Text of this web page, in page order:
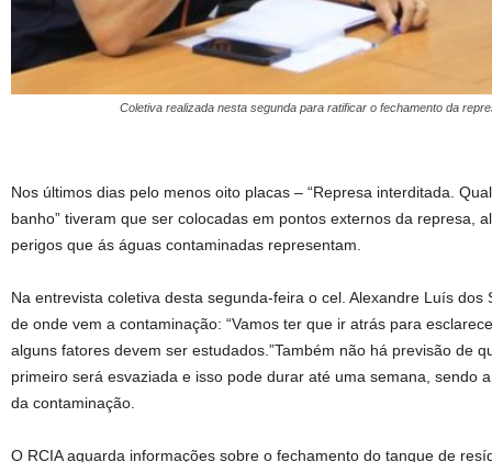
Coletiva realizada nesta segunda para ratificar o fechamento da
Nos últimos dias pelo menos oito placas – “Represa interditada.
banho” tiveram que ser colocadas em pontos externos da represa,
perigos que ás águas contaminadas representam.
Na entrevista coletiva desta segunda-feira o cel. Alexandre Luís dos
de onde vem a contaminação: “Vamos ter que ir atrás para
alguns fatores devem ser estudados.”Também não há previsão de
primeiro será esvaziada e isso pode durar até uma semana, sendo
da contaminação.
O RCIA aguarda informações sobre o fechamento do tanque de